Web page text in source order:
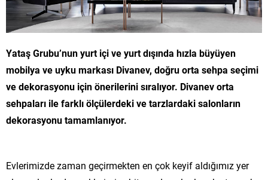
Yataş Grubu’nun yurt içi ve yurt dışında hızla büyüyen
mobilya ve uyku markası Divanev, doğru orta sehpa seçimi
ve dekorasyonu için önerilerini sıralıyor. Divanev orta
sehpaları ile farklı ölçülerdeki ve tarzlardaki salonların
dekorasyonu tamamlanıyor.
Evlerimizde zaman geçirmekten en çok keyif aldığımız yer